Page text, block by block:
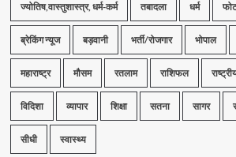
ज्योतिष,वास्तुशास्त्र, धर्म-कर्म तबादला धर्म
ब्रेकिंग न्यूज बड़वानी भर्ती/रोजगार भोपाल
महाराष्ट्र मौसम रतलाम राशिफल
विदिशा व्यापार शिक्षा सतना सागर
सीधी स्वास्थ्य